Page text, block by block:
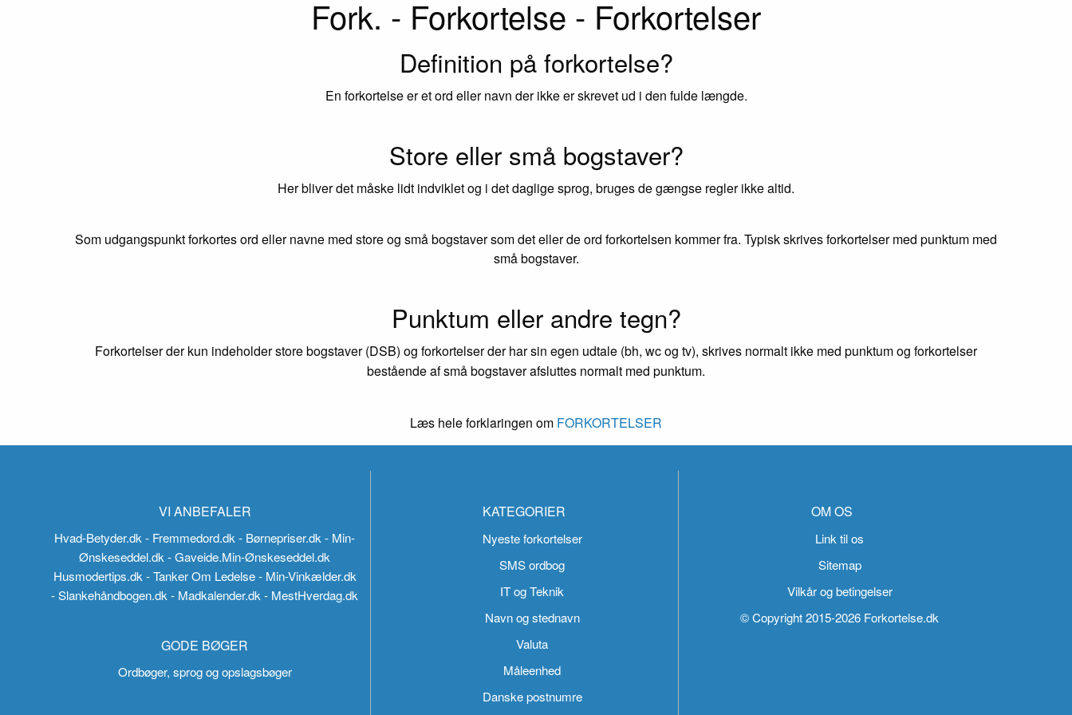
Fork. - Forkortelse - Forkortelser
Definition på forkortelse?
En forkortelse er et ord eller navn der ikke er skrevet ud i den fulde længde.
Store eller små bogstaver?
Her bliver det måske lidt indviklet og i det daglige sprog, bruges de gængse regler ikke altid.
Som udgangspunkt forkortes ord eller navne med store og små bogstaver som det eller de ord forkortelsen kommer fra. Typisk skrives forkortelser med punktum med
små bogstaver.
Punktum eller andre tegn?
Forkortelser der kun indeholder store bogstaver (DSB) og forkortelser der har sin egen udtale (bh, wc og tv), skrives normalt ikke med punktum og forkortelser
bestående af små bogstaver afsluttes normalt med punktum.
Læs hele forklaringen om FORKORTELSER
VI ANBEFALER
Hvad-Betyder.dk- Fremmedord.dk- Børnepriser.dk- Min-
Ønskeseddel.dk- Gaveide.Min-Ønskeseddel.dk
Husmodertips.dk - Tanker Om Ledelse - Min-Vinkælder.dk
- Slankehåndbogen.dk- Madkalender.dk- MestHverdag.dk
GODE BØGER
Ordbøger, sprog og opslagsbøger
KATEGORIER
Nyeste forkortelser
SMS ordbog
IT og Teknik
Navn og stednavn
Valuta
Måleenhed
Danske postnumre
OM OS
Link til os
Sitemap
Vilkår og betingelser
© Copyright 2015-2026 Forkortelse.dk